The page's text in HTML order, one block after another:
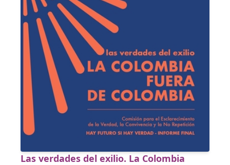
Las verdades del exilio. La Colombia